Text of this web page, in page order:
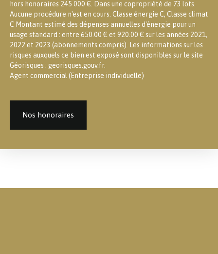
hors honoraires 245 000 €. Dans une copropriété de 73 lots.
Aucune procédure n'est en cours. Classe énergie C, Classe climat
C Montant estimé des dépenses annuelles d'énergie pour un
usage standard : entre 650.00 € et 920.00 € sur les années 2021,
2022 et 2023 (abonnements compris). Les informations sur les
risques auxquels ce bien est exposé sont disponibles sur le site
Géorisques : georisques.gouv.fr.
Agent commercial (Entreprise individuelle)
Nos honoraires